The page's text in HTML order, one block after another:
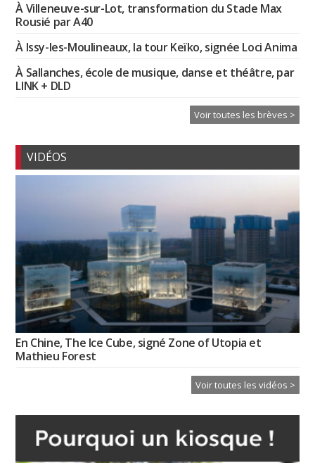
À Villeneuve-sur-Lot, transformation du Stade Max
Rousié par A40
À Issy-les-Moulineaux, la tour Keïko, signée Loci Anima
À Sallanches, école de musique, danse et théâtre, par
LINK + DLD
Voir toutes les brèves >
VIDÉOS
En Chine, The Ice Cube, signé Zone of Utopia et
Mathieu Forest
Voir toutes les vidéos >